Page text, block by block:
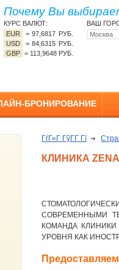
Почему Вы
КУРС ВАЛЮТ:
EUR
=97,6817 РУБ.
USD
=84,6315 РУБ.
GBP = 113,9648 РУБ.
ВАШ
БРОНИРОВАНИЕ
ГѓГ«Г ГўГ­Г Гї
КЛИНИКА
СОВРЕМЕННЫМИ
КОМАНДА
УРОВНЯ КАК